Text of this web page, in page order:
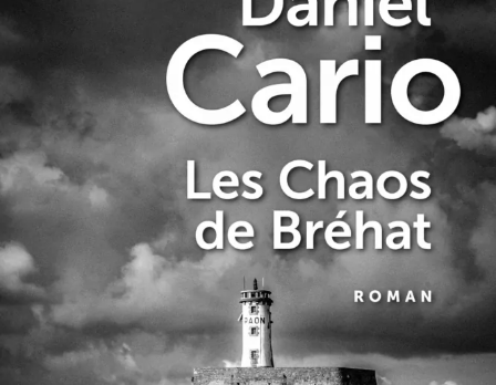
Les Chaos de Bréhat
Daniel Cario